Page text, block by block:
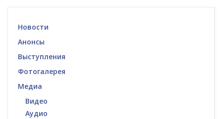
Новости
Анонсы
Выступления
Фотогалерея
Медиа
Видео
Аудио